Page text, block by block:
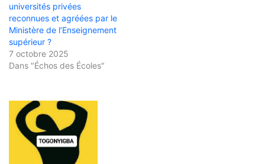
universités privées
reconnues et agréées par le
Ministère de l’Enseignement
supérieur ?
7 octobre 2025
Dans "Échos des Écoles"